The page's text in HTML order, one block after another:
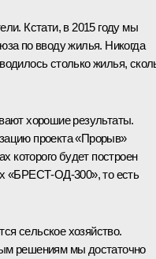
Кстати, в 2015 году мы
по вводу жилья. Никогда
столько жилья,
хорошие результаты.
проекта «Прорыв»
которого будет построен
«БРЕСТ-ОД-300», то есть
сельское хозяйство.
решениям мы достаточно